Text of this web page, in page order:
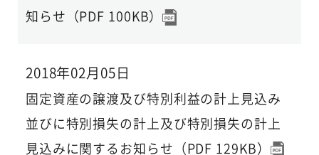
知らせ（PDF 100KB）
2018年02月05日
固定資産の譲渡及び特別利益の計上見込み
並びに特別損失の計上及び特別損失の計上
見込みに関するお知らせ（PDF 129KB）